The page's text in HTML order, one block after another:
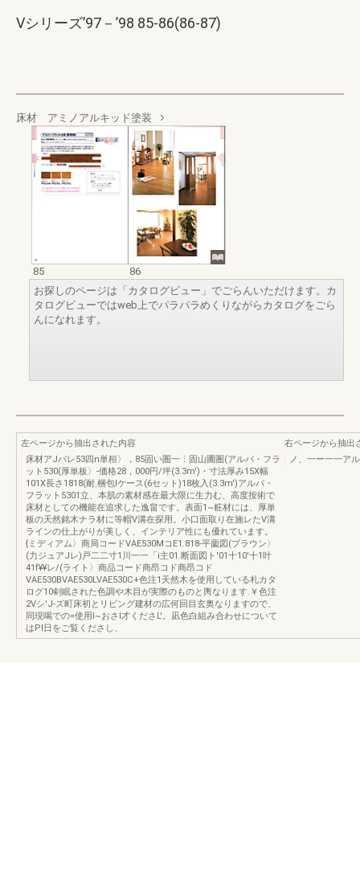
Vシリーズ’97－’98 85-86(86-87)
床材 アミノアルキッド塗装
85
86
お探しのページは「カタログビュー」でごらんいただけます。カ
タログビューではweb上でパラパラめくりながらカタログをごら
んになれます。
左ページから抽出された内容
床材アJパレ53四n単桓〉，85固い圏一⋮固山圃圏(アルパ・フラ
ット530(厚単板〉-価格28，000円/坪(3.3m')・寸法厚み15X幅
101X長さ1818(耐.梱包lケース(6セット)18枚入(3.3m')アルパ・
フラット5301立、本肌の素材感在最大限に生力む、高度按術で
床材としての機能在追求した逸畠です。表面1~粧材には、厚単
板の天然銘木ナラ材に等帽V溝在探用。小口面取り在施レたV溝
ラインの仕上がりが美しく、インテリア性にも優れています。
{ミディアム〉商局コードVAE530MコE1.818-平薗図(ブラウン〉
(力ジュアJレ)戸二二寸1川一一「i主01.断面図ト'01十10'十1叶
41f¥¥レ/(ライト〉商品コード商昂コド商昂コド
VAE530BVAE530LVAE530C+色注1天然木を使用している札カタ
ログ10剣眠された色調や木目が実際のものと輿なります.￥色注
2Vシ'J-ズ町床初とリビング建材の広何回目玄奥なりますので、
同現喝での=使用I~おさl才くださL'。凪色白組み合わせについて
はPl日をご覧くださし、
右ページから抽出
ノ、一ー一一ア